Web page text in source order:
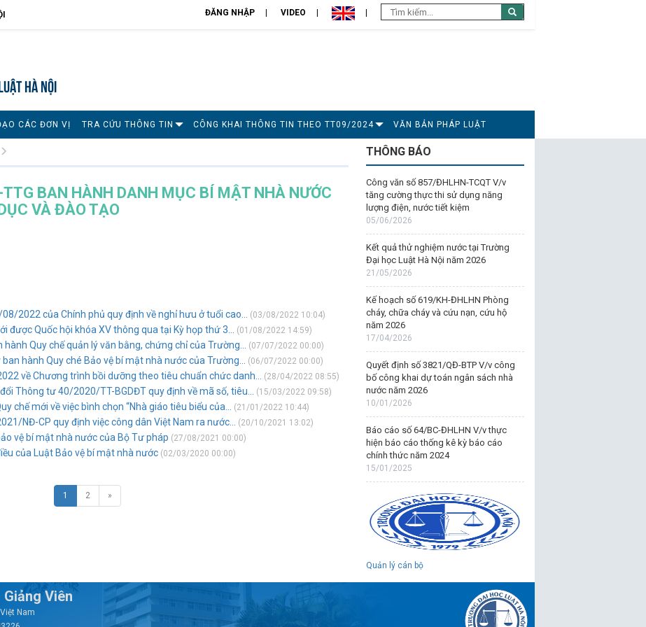
ĐĂNG NHẬP VIDEO
HÀ NỘI
CÁC ĐƠN VỊ TRA CỨU THÔNG TIN CÔNG KHAI THÔNG TIN THEO TT09/2024 VĂN BẢN PHÁP LUẬT
BAN HÀNH DANH MỤC BÍ MẬT NHÀ NƯỚC
VÀ ĐÀO TẠO
2022 của Chính phủ quy định về nghỉ hưu ở tuổi cao... (03/08/2022 10:04)
được Quốc hội khóa XV thông qua tại Kỳ họp thứ 3... (01/08/2022 14:59)
Quy chế quản lý văn bằng, chứng chỉ của Trường... (07/07/2022 00:00)
hành Quy ché Bảo vệ bí mật nhà nước của Trường... (06/07/2022 00:00)
về Chương trình bồi dưỡng theo tiêu chuẩn chức danh... (28/04/2022 08:55)
Thông tư 40/2020/TT-BGDĐT quy định về mã số, tiêu... (15/03/2022 09:58)
chế mới về việc bình chọn “Nhà giáo tiêu biểu của... (21/01/2022 10:44)
NĐ-CP quy định việc công dân Việt Nam ra nước... (20/10/2021 13:02)
vệ bí mật nhà nước của Bộ Tư pháp (27/08/2021 00:00)
của Luật Bảo vệ bí mật nhà nước (02/03/2020 00:00)
1 2 »
THÔNG BÁO
Công văn số 857/ĐHLHN-TCQT V/v
tăng cường thực thi sử dụng năng
lượng điện, nước tiết kiệm
05/06/2026
Kết quả thử nghiệm nước tại Trường
Đại học Luật Hà Nội năm 2026
21/05/2026
Kế hoạch số 619/KH-ĐHLHN Phòng
cháy, chữa cháy và cứu nạn, cứu hộ
năm 2026
17/04/2026
Quyết định số 3821/QĐ-BTP V/v công
bố công khai dự toán ngân sách nhà
nước năm 2026
10/01/2026
Báo cáo số 64/BC-ĐHLHN V/v thực
hiện báo cáo thống kê kỳ báo cáo
chính thức năm 2024
15/01/2025
Quản lý cán bộ
Viên
Nam